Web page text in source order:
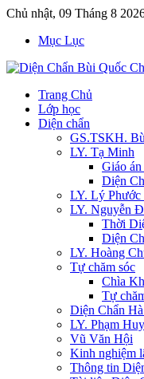
Chủ nhật, 09 Tháng 8
Mục Lục
Trang Chủ
Lớp học
Diện chẩn
GS.TSKH.
LY. Tạ Minh
Giáo
Diện
LY. Lý Phước
LY. Nguyễn
Thời
Diện
LY. Hoàng
Tự chăm sóc
Chìa
Tự
Diện Chẩn
LY. Phạm
Vũ Văn Hội
Kinh nghiệm
Thông tin